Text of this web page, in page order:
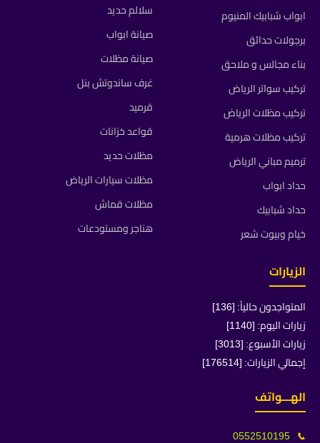
ابواب شبابيك المنيوم
برجولات حدائق
بناء مجالس و ملاحق
تركيب سواتر الرياض
تركيب مظلات الرياض
تركيب مظلات هرمية
ترميم مباني الرياض
حداد ابواب
حداد شبابيك
خيام وبيوت شعر
سلالم حديد
صيانة ابواب
صيانة مظلات
غرف ساندوتش بنل
قرميد
قواعد خزانات
مظلات حديد
مظلات سيارات الرياض
مظلات قماش
هناجر ومستودعات
الزيارات
المتواجدون حالياً: [136]
زيارات اليوم: [1140]
زيارات الأسبوع: [3013]
إجمالي الزيارات: [176514]
الهـــواتف
📞
0552510195